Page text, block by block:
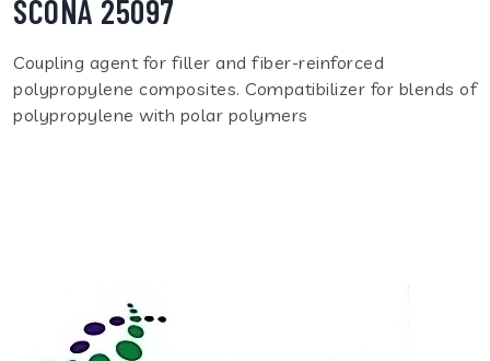
SCONA 25097
Coupling agent for filler and fiber-reinforced
polypropylene composites. Compatibilizer for blends of
polypropylene with polar polymers